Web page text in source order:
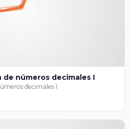
de números decimales I
decimales I